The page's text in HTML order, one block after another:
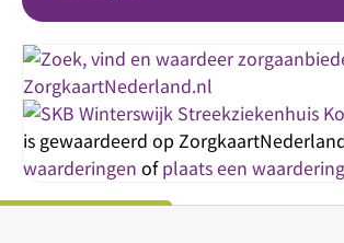
Streekziekenhuis
is gewaardeerd op
waarderingen ofplaats een waardering